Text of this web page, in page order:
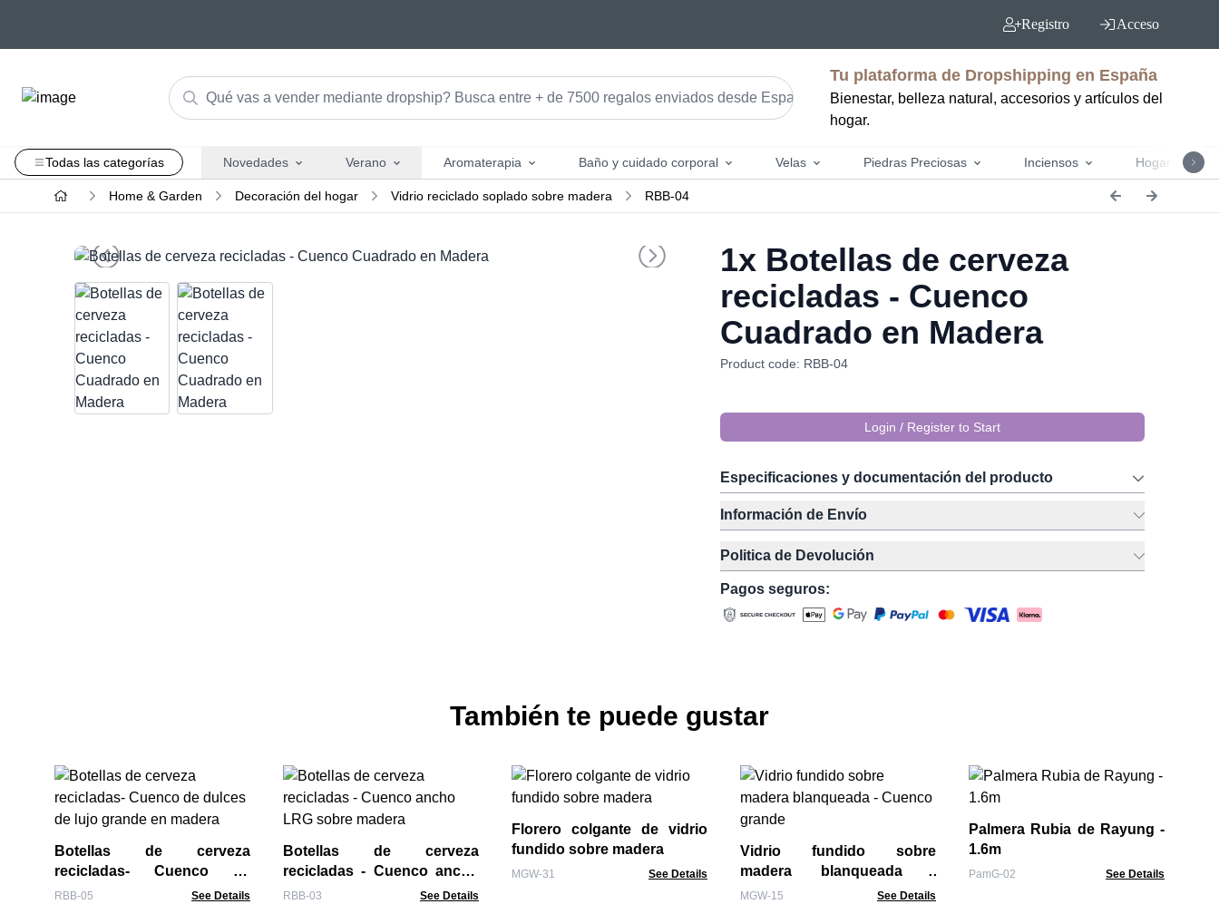
Registro Acceso
Tu plataforma de Dropshipping en España
Bienestar, belleza natural, accesorios y artículos del
hogar.
Todas las categorías Novedades Verano Aromaterapia Baño y cuidado corporal Velas Piedras Preciosas Inciensos Hogar y jardín
Home & Garden Decoración del hogar Vidrio reciclado soplado sobre madera RBB-04
1x Botellas de cerveza
recicladas - Cuenco
Cuadrado en Madera
Product code: RBB-04
Login / Register to Start
Especificaciones y documentación del producto
Información de Envío
Politica de Devolución
Pagos seguros:
También te puede gustar
Botellas de cerveza
recicladas- Cuenco de
dulces de lujo grande en
RBB-05 See Details
Botellas de cerveza
recicladas - Cuenco ancho
LRG sobre madera
RBB-03 See Details
Florero colgante de vidrio
fundido sobre madera
MGW-31 See Details
Vidrio fundido sobre
madera blanqueada -
Cuenco grande
MGW-15 See Details
Palmera Rubia de Rayung -
1.6m
PamG-02 See Details